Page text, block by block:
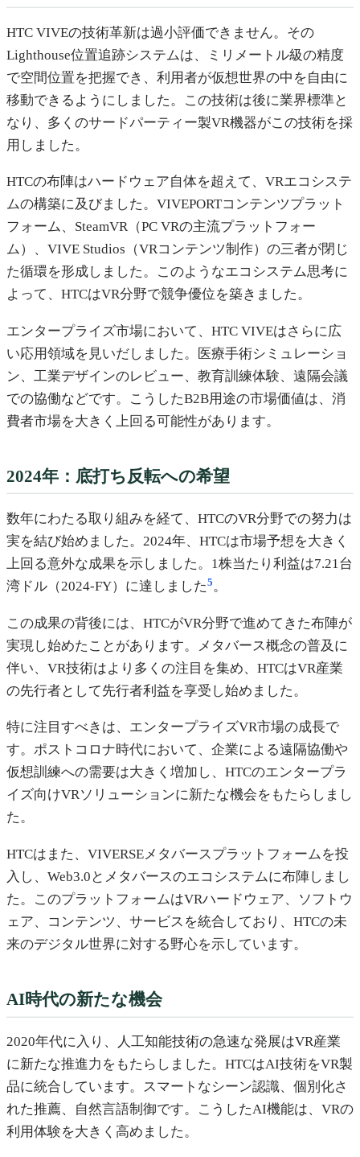
HTC VIVEの技術革新は過小評価できません。その
Lighthouse位置追跡システムは、ミリメートル級の精度
で空間位置を把握でき、利用者が仮想世界の中を自由に
移動できるようにしました。この技術は後に業界標準と
なり、多くのサードパーティー製VR機器がこの技術を採
用しました。
HTCの布陣はハードウェア自体を超えて、VRエコシステ
ムの構築に及びました。VIVEPORTコンテンツプラット
フォーム、SteamVR（PC VRの主流プラットフォー
ム）、VIVE Studios（VRコンテンツ制作）の三者が閉じ
た循環を形成しました。このようなエコシステム思考に
よって、HTCはVR分野で競争優位を築きました。
エンタープライズ市場において、HTC VIVEはさらに広
い応用領域を見いだしました。医療手術シミュレーショ
ン、工業デザインのレビュー、教育訓練体験、遠隔会議
での協働などです。こうしたB2B用途の市場価値は、消
費者市場を大きく上回る可能性があります。
2024年：底打ち反転への希望
数年にわたる取り組みを経て、HTCのVR分野での努力は
実を結び始めました。2024年、HTCは市場予想を大きく
上回る意外な成果を示しました。1株当たり利益は7.21台
湾ドル（2024-FY）に達しました5。
この成果の背後には、HTCがVR分野で進めてきた布陣が
実現し始めたことがあります。メタバース概念の普及に
伴い、VR技術はより多くの注目を集め、HTCはVR産業
の先行者として先行者利益を享受し始めました。
特に注目すべきは、エンタープライズVR市場の成長で
す。ポストコロナ時代において、企業による遠隔協働や
仮想訓練への需要は大きく増加し、HTCのエンタープラ
イズ向けVRソリューションに新たな機会をもたらしまし
た。
HTCはまた、VIVERSEメタバースプラットフォームを投
入し、Web3.0とメタバースのエコシステムに布陣しまし
た。このプラットフォームはVRハードウェア、ソフトウ
ェア、コンテンツ、サービスを統合しており、HTCの未
来のデジタル世界に対する野心を示しています。
AI時代の新たな機会
2020年代に入り、人工知能技術の急速な発展はVR産業
に新たな推進力をもたらしました。HTCはAI技術をVR製
品に統合しています。スマートなシーン認識、個別化さ
れた推薦、自然言語制御です。こうしたAI機能は、VRの
利用体験を大きく高めました。